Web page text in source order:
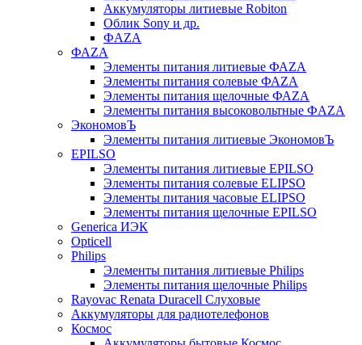
Аккумуляторы литиевые Robiton
Облик Sony и др.
ФAZA
ФАZA
Элементы питания литиевые ФАZА
Элементы питания солевые ФАZА
Элементы питания щелочные ФАZА
Элементы питания высоковольтные ФAZA
ЭкономовЪ
Элементы питания литиевые ЭкономовЪ
EPILSO
Элементы питания литиевые EPILSO
Элементы питания солевые ELIPSO
Элементы питания часовые ELIPSO
Элементы питания щелочные EPILSO
Generica ИЭК
Opticell
Philips
Элементы питания литиевые Philips
Элементы питания щелочные Philips
Rayovac Renata Duracell Слуховые
Аккумуляторы для радиотелефонов
Космос